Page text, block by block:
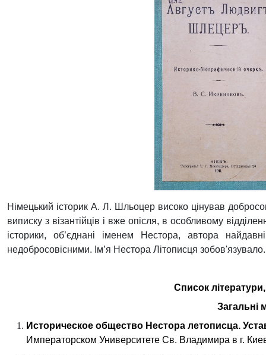
Німецький історик А. Л. Шльоцер високо цінував
виписку з візантійців і вже опісля, в особливому
історики, об’єднані іменем Нестора, автора
недобросовісними. Ім’я Нестора Літописця зобов'язувало.
Список
Загальні
Историческое общество Нестора летописца.
Императорском Университете Св. Владимира в г.